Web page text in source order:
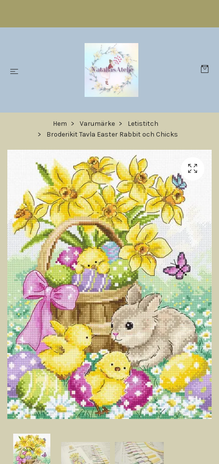
Hem Varumärke
Letistitch
Broderikit Tavla Easter Rabbit och Chicks